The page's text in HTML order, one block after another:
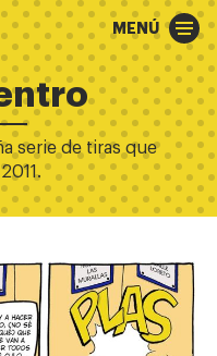
MENÚ
serie de tiras que